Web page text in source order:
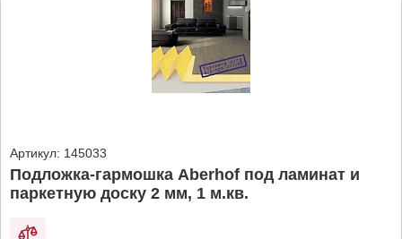
Артикул: 145033
Подложка-гармошка Aberhof под ламинат и
паркетную доску 2 мм, 1 м.кв.